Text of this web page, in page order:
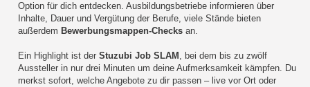
Option für dich entdecken. Ausbildungsbetriebe informieren über
Inhalte, Dauer und Vergütung der Berufe, viele Stände bieten
außerdem Bewerbungsmappen-Checksan.
Ein Highlight ist derStuzubi Job SLAM , bei dem bis zu zwölf
Aussteller in nur drei Minuten um deine Aufmerksamkeit kämpfen. Du
merkst sofort, welche Angebote zu dir passen – live vor Ort oder